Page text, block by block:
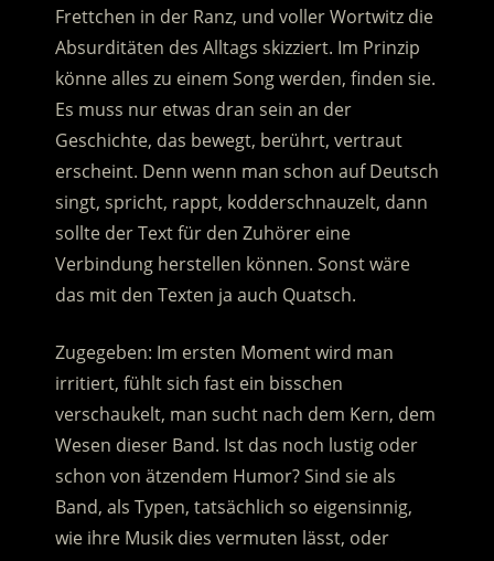
Frettchen in der Ranz, und voller Wortwitz die
Absurditäten des Alltags skizziert. Im Prinzip
könne alles zu einem Song werden, finden sie.
Es muss nur etwas dran sein an der
Geschichte, das bewegt, berührt, vertraut
erscheint. Denn wenn man schon auf Deutsch
singt, spricht, rappt, kodderschnauzelt, dann
sollte der Text für den Zuhörer eine
Verbindung herstellen können. Sonst wäre
das mit den Texten ja auch Quatsch.
Zugegeben: Im ersten Moment wird man
irritiert, fühlt sich fast ein bisschen
verschaukelt, man sucht nach dem Kern, dem
Wesen dieser Band. Ist das noch lustig oder
schon von ätzendem Humor? Sind sie als
Band, als Typen, tatsächlich so eigensinnig,
wie ihre Musik dies vermuten lässt, oder